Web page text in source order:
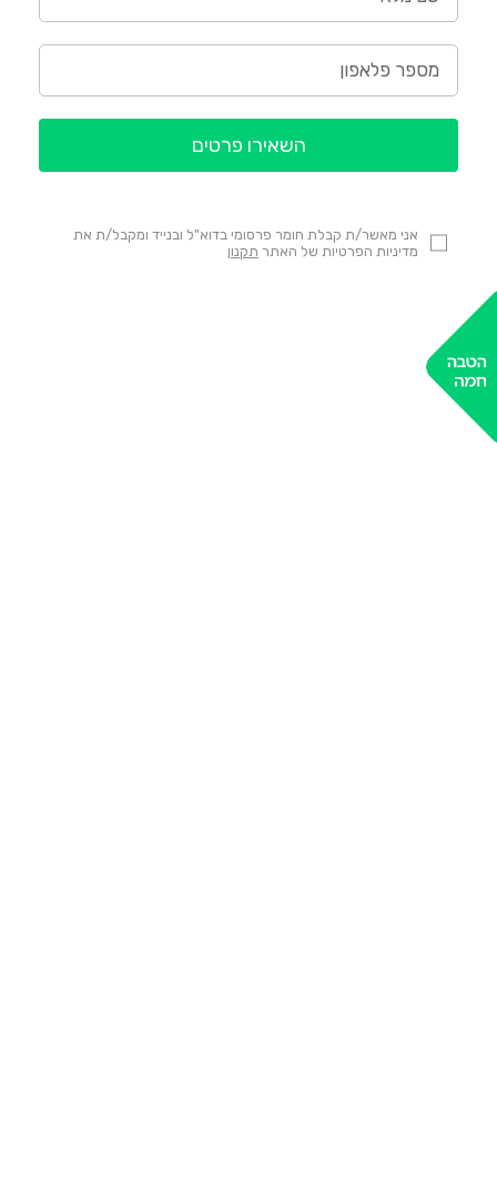
אני מאשר/ת קבלת חומר פרסומי בדוא"ל ובנייד ומקבל/ת את
מדיניות הפרטיות של האתר תקנון
השאירו פרטים